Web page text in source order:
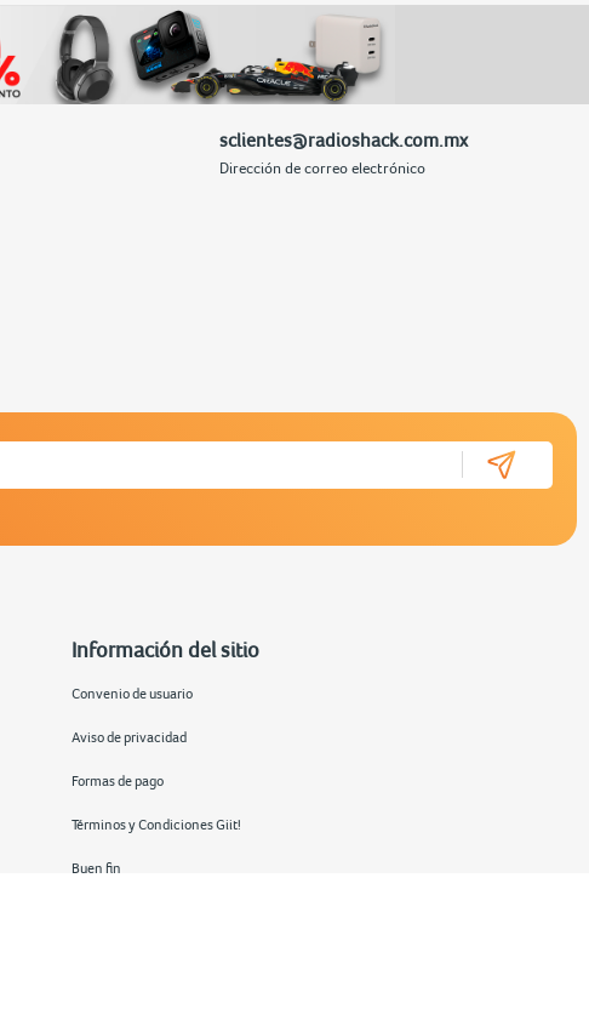
sclientes@radioshack.com.mx
Dirección de correo electrónico
Información del sitio
Convenio de usuario
Aviso de privacidad
Formas de pago
Términos y Condiciones Giit!
Buen fin